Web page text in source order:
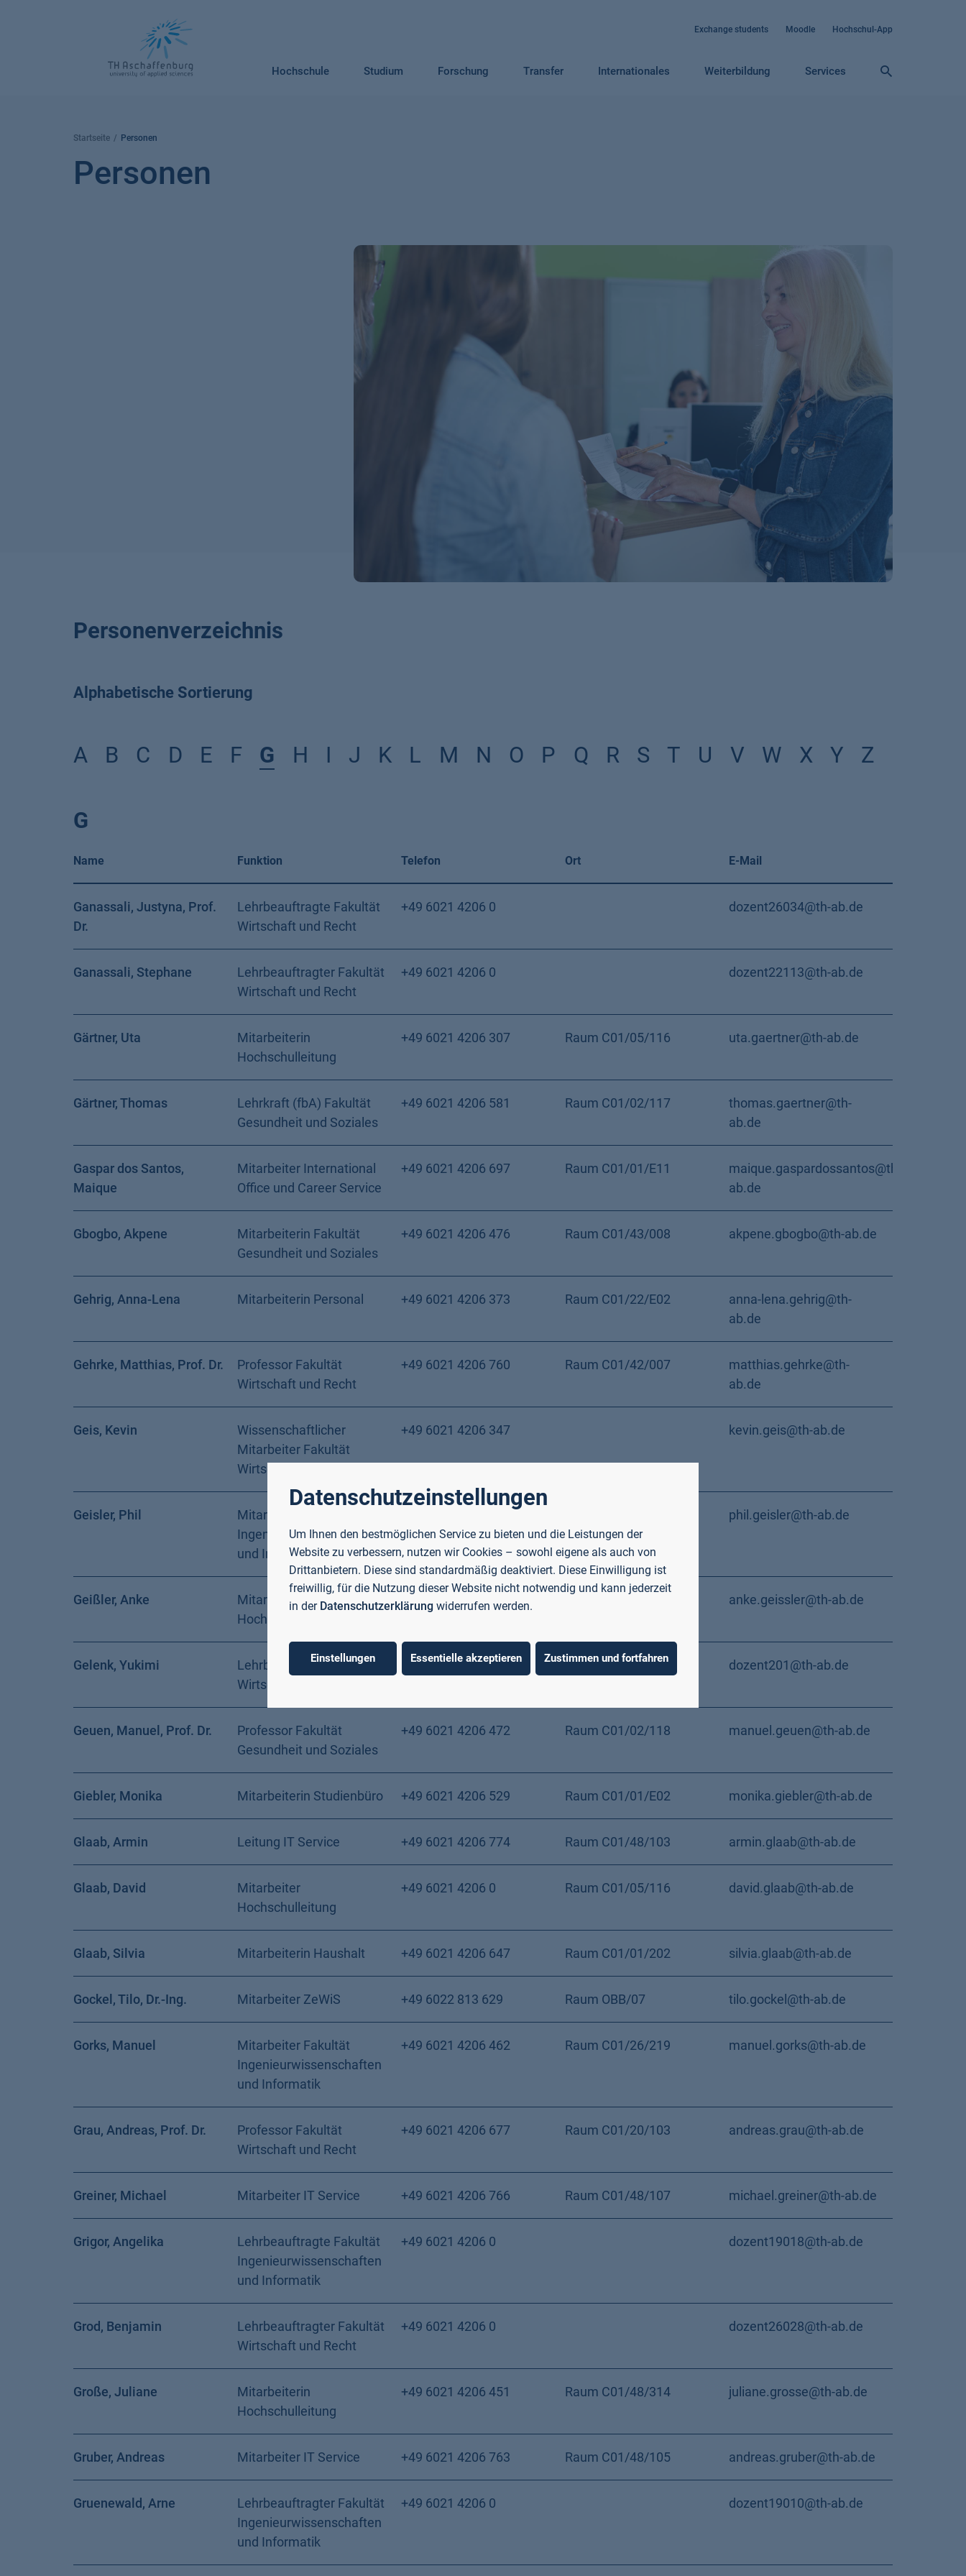
Exchange students Moodle Hochschul-App
Hochschule Studium Forschung Transfer Internationales Weiterbildung Services
Startseite Personen
Personen
Personenverzeichnis
Alphabetische Sortierung
A B C D E F G H I J K L M N O P Q R S T U V W X Y Z
G
Name Funktion Telefon Ort E-Mail
Ganassali, Justyna, Prof.
Dr.
Lehrbeauftragte Fakultät
Wirtschaft und Recht
+49 6021 4206 0 dozent26034@th-ab.de
Ganassali, Stephane
Lehrbeauftragter Fakultät
Wirtschaft und Recht
+49 6021 4206 0 dozent22113@th-ab.de
Gärtner, Uta
Mitarbeiterin
Hochschulleitung
+49 6021 4206 307 Raum C01/05/116 uta.gaertner@th-ab.de
Gärtner, Thomas
Lehrkraft (fbA) Fakultät
Gesundheit und Soziales
+49 6021 4206 581 Raum C01/02/117
thomas.gaertner@th-
ab.de
Gaspar dos Santos,
Maique
Mitarbeiter International
Office und Career Service
+49 6021 4206 697 Raum C01/01/E11
maique.gaspardossantos@th-
ab.de
Gbogbo, Akpene
Mitarbeiterin Fakultät
Gesundheit und Soziales
+49 6021 4206 476 Raum C01/43/008 akpene.gbogbo@th-ab.de
Gehrig, Anna-Lena Mitarbeiterin Personal +49 6021 4206 373 Raum C01/22/E02
anna-lena.gehrig@th-
ab.de
Gehrke, Matthias, Prof. Dr.
Professor Fakultät
Wirtschaft und Recht
+49 6021 4206 760 Raum C01/42/007
matthias.gehrke@th-
ab.de
Geis, Kevin
Wissenschaftlicher
Mitarbeiter Fakultät
Wirtschaft und Recht
+49 6021 4206 347 kevin.geis@th-ab.de
Geisler, Phil
Mitarbeiter Fakultät
Ingenieurwissenschaften
und Informatik
phil.geisler@th-ab.de
Geißler, Anke
Mitarbeiterin
Hochschulleitung
+49 6021 4206 638 Raum C01/48/309 anke.geissler@th-ab.de
Gelenk, Yukimi
Lehrbeauftragte Fakultät
Wirtschaft und Recht
+49 6021 4206 0 dozent201@th-ab.de
Geuen, Manuel, Prof. Dr.
Professor Fakultät
Gesundheit und Soziales
+49 6021 4206 472 Raum C01/02/118 manuel.geuen@th-ab.de
Giebler, Monika Mitarbeiterin Studienbüro +49 6021 4206 529 Raum C01/01/E02 monika.giebler@th-ab.de
Glaab, Armin Leitung IT Service +49 6021 4206 774 Raum C01/48/103 armin.glaab@th-ab.de
Glaab, David
Mitarbeiter
Hochschulleitung
+49 6021 4206 0 Raum C01/05/116 david.glaab@th-ab.de
Glaab, Silvia Mitarbeiterin Haushalt +49 6021 4206 647 Raum C01/01/202 silvia.glaab@th-ab.de
Gockel, Tilo, Dr.-Ing. Mitarbeiter ZeWiS +49 6022 813 629 Raum OBB/07 tilo.gockel@th-ab.de
Gorks, Manuel
Mitarbeiter Fakultät
Ingenieurwissenschaften
und Informatik
+49 6021 4206 462 Raum C01/26/219 manuel.gorks@th-ab.de
Grau, Andreas, Prof. Dr.
Professor Fakultät
Wirtschaft und Recht
+49 6021 4206 677 Raum C01/20/103 andreas.grau@th-ab.de
Greiner, Michael Mitarbeiter IT Service +49 6021 4206 766 Raum C01/48/107 michael.greiner@th-ab.de
Grigor, Angelika
Lehrbeauftragte Fakultät
Ingenieurwissenschaften
und Informatik
+49 6021 4206 0 dozent19018@th-ab.de
Grod, Benjamin
Lehrbeauftragter Fakultät
Wirtschaft und Recht
+49 6021 4206 0 dozent26028@th-ab.de
Große, Juliane
Mitarbeiterin
Hochschulleitung
+49 6021 4206 451 Raum C01/48/314 juliane.grosse@th-ab.de
Gruber, Andreas Mitarbeiter IT Service +49 6021 4206 763 Raum C01/48/105 andreas.gruber@th-ab.de
Gruenewald, Arne
Lehrbeauftragter Fakultät
Ingenieurwissenschaften
und Informatik
+49 6021 4206 0 dozent19010@th-ab.de
Datenschutzeinstellungen
Um Ihnen den bestmöglichen Service zu bieten und die Leistungen der
Website zu verbessern, nutzen wir Cookies – sowohl eigene als auch von
Drittanbietern. Diese sind standardmäßig deaktiviert. Diese Einwilligung ist
freiwillig, für die Nutzung dieser Website nicht notwendig und kann jederzeit
in der Datenschutzerklärung widerrufen werden.
Einstellungen Essentielle akzeptieren Zustimmen und fortfahren